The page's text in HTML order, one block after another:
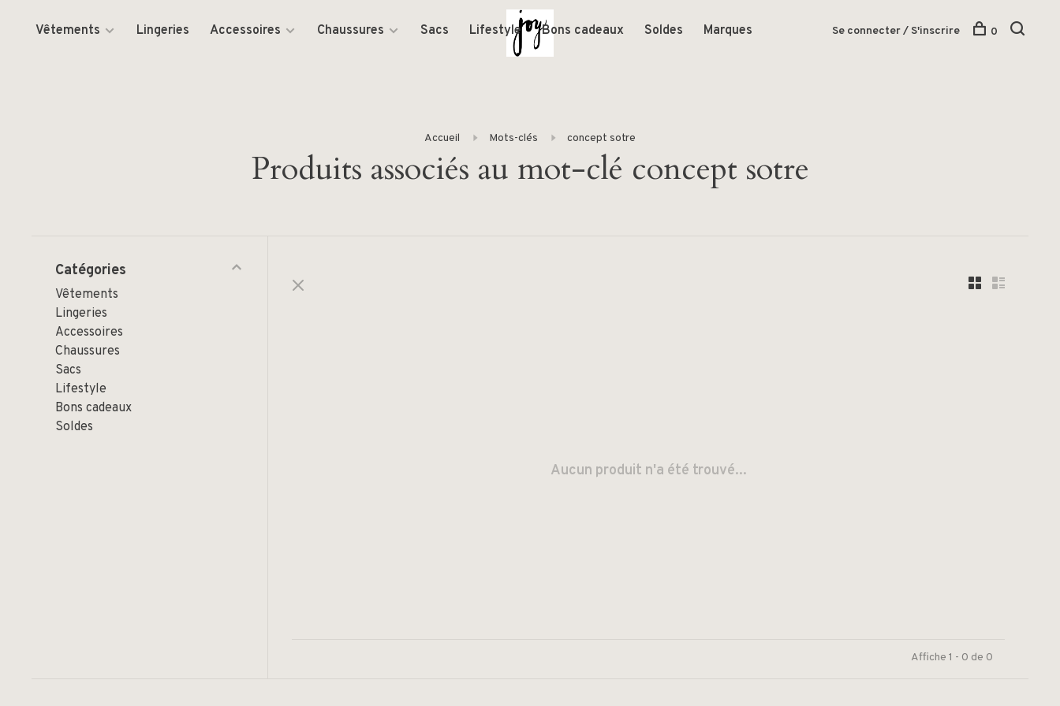
Vêtements Lingeries Accessoires Chaussures Sacs Lifestyle Bons cadeaux Soldes Marques Se connecter / S'inscrire 0
Accueil Mots-clés concept sotre
Produits associés au mot-clé concept sotre
Catégories
Vêtements
Lingeries
Accessoires
Chaussures
Sacs
Lifestyle
Bons cadeaux
Soldes
Aucun produit n'a été trouvé...
Affiche 1 - 0 de 0